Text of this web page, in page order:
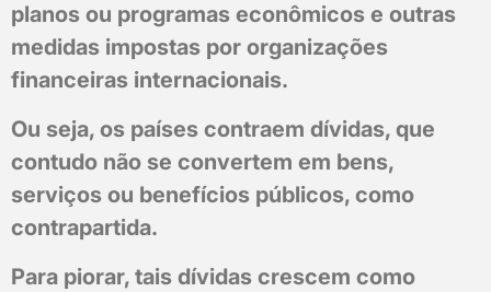
planos ou programas econômicos e outras
medidas impostas por organizações
financeiras internacionais.
Ou seja, os países contraem dívidas, que
contudo não se convertem em bens,
serviços ou benefícios públicos, como
contrapartida.
Para piorar, tais dívidas crescem como